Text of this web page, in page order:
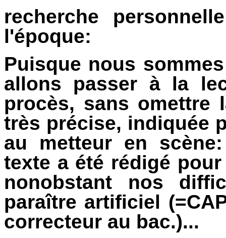
recherche
l'époque:
Puisque nous
allons passer à la
procès, sans omettre
très précise, indiquée
au metteur en
texte a été rédigé
nonobstant nos
paraître artificiel
correcteur au bac.)...